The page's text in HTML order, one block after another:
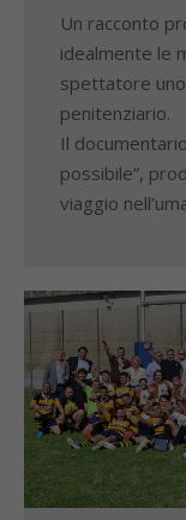
Un racconto
idealmente le
spettatore
penitenziario.
Il
possibile”,
viaggio